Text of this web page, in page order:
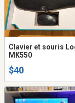
Clavier et souris
MK550
$40